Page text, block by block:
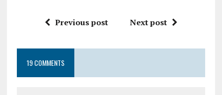
ce
o
o
k
it
r
ai at
A
p
g
ai a
Previous post Next post
19 COMMENTS